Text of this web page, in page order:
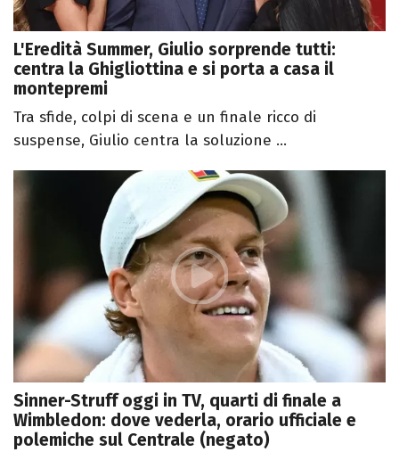
L'Eredità Summer, Giulio sorprende tutti:
centra la Ghigliottina e si porta a casa il
montepremi
Tra sfide, colpi di scena e un finale ricco di
suspense, Giulio centra la soluzione ...
Sinner-Struff oggi in TV, quarti di finale a
Wimbledon: dove vederla, orario ufficiale e
polemiche sul Centrale (negato)